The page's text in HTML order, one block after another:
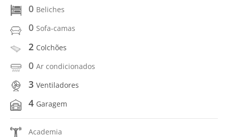
0 Beliches
0 Sofa-camas
2 Colchões
0 Ar condicionados
3 Ventiladores
4 Garagem
Academia